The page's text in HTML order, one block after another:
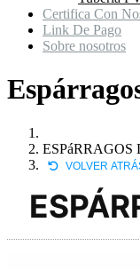
Certifica Con
Link De Pago
Sobre nosotros
ESPáRRAGOS
VOLVER